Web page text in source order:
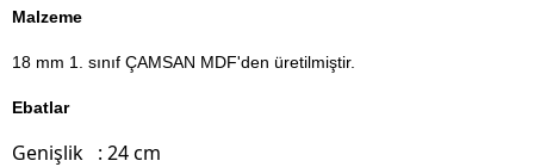
Malzeme
18 mm 1. sınıf ÇAMSAN MDF'den üretilmiştir.
Ebatlar
Genişlik : 24 cm